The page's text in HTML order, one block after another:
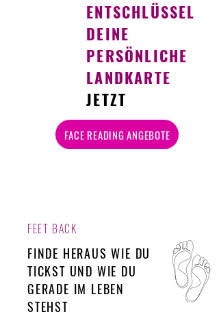
ENTSCHLÜSSEL
DEINE
PERSÖNLICHE
LANDKARTE
JETZT
FACE READING ANGEBOTE
FEET BACK
FINDE HERAUS WIE DU
TICKST UND WIE DU
GERADE IM LEBEN
STEHST